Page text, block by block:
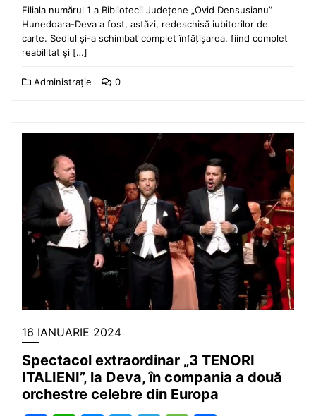
Filiala numărul 1 a Bibliotecii Județene „Ovid Densusianu”
Hunedoara-Deva a fost, astăzi, redeschisă iubitorilor de
carte. Sediul și-a schimbat complet înfățișarea, fiind complet
reabilitat și […]
Administrație 0
16 IANUARIE 2024
Spectacol extraordinar „3 TENORI
ITALIENI”, la Deva, în compania a două
orchestre celebre din Europa